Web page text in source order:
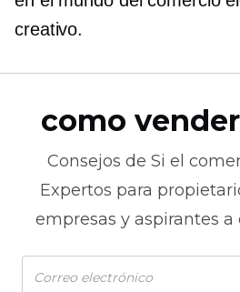
creativo.
como
Consejos de Si el
Expertos para
empresas y aspirantes